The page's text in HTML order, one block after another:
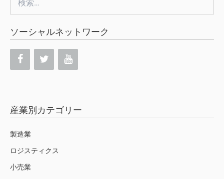
索:
ソーシャルネットワーク
産業別カテゴリー
製造業
ロジスティクス
小売業